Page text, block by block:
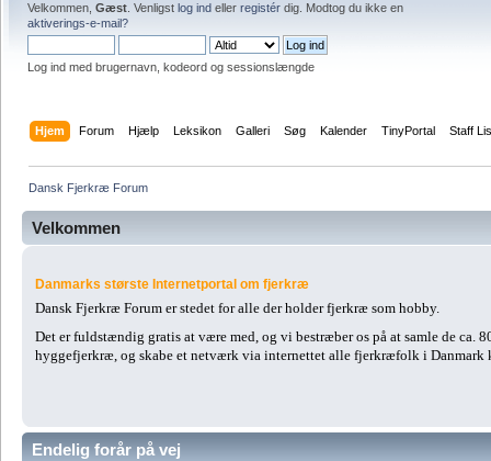
Velkommen, Gæst . Venligst log ind eller registér dig. Modtog du ikke en
aktiverings-e-mail?
Log ind med brugernavn, kodeord og sessionslængde
Hjem Forum Hjælp Leksikon Galleri Søg Kalender TinyPortal Staff
Dansk Fjerkræ Forum
Velkommen
Danmarks største Internetportal om fjerkræ
Dansk Fjerkræ Forum er stedet for alle der holder fjerkræ som hobby.
Det er fuldstændig gratis at være med, og vi bestræber os på at samle de ca.
hyggefjerkræ, og skabe et netværk via internettet alle fjerkræfolk i Danmark
Endelig forår på vej